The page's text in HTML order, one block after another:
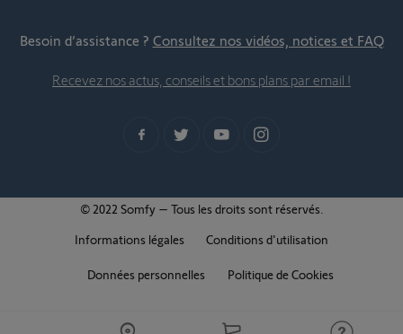
Besoin d’assistance ? Consultez nos vidéos, notices et FAQ
Recevez nos actus, conseils et bons plans par email !
© 2022 Somfy – Tous les droits sont réservés.
Informations légales
Conditions d'utilisation
Données personnelles Politique de Cookies